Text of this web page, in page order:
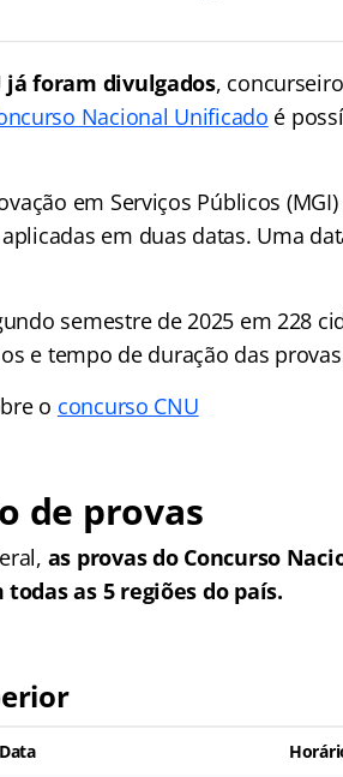
já foram divulgados,
Nacional Unificado é
em Serviços Públicos
em duas datas. Uma
semestre de 2025 em 228
e tempo de duração das
o concurso CNU
de provas
as provas do Concurso
as 5 regiões do país.
Data